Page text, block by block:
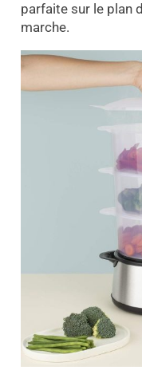
parfaite sur le plan
marche.